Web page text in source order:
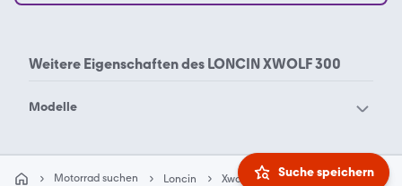
Suche speichern
Weitere Eigenschaften des LONCIN XWOLF 300
Modelle
Motorrad suchen Loncin Xwolf 300